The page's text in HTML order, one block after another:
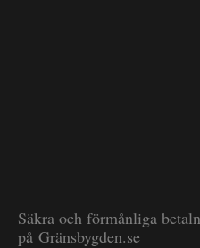
Säkra och förmånliga
på Gränsbygden.se